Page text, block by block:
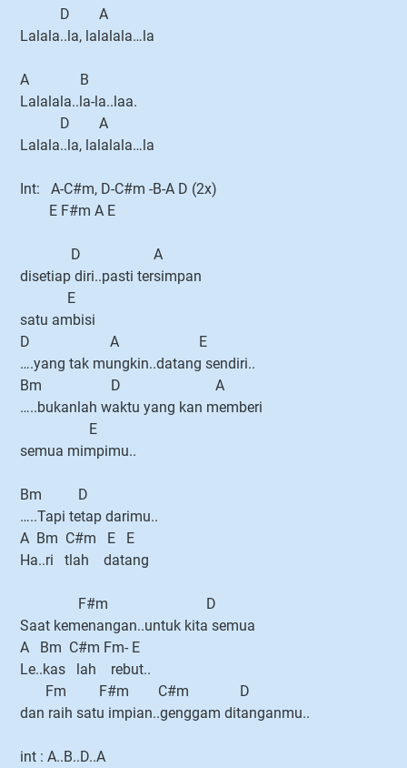
D A
Lalala..la, lalalala…la
A B
Lalalala..la-la..laa.
D A
Lalala..la, lalalala…la
Int: A-C#m, D-C#m -B-A D (2x)
E F#m A E
D A
disetiap diri..pasti tersimpan
E
satu ambisi
D A E
….yang tak mungkin..datang sendiri..
Bm D A
…..bukanlah waktu yang kan memberi
E
semua mimpimu..
Bm D
…..Tapi tetap darimu..
A Bm C#m E E
Ha..ri tlah datang
F#m D
Saat kemenangan..untuk kita semua
A Bm C#m Fm- E
Le..kas lah rebut..
Fm F#m C#m D
dan raih satu impian..genggam ditanganmu..
int : A..B..D..A